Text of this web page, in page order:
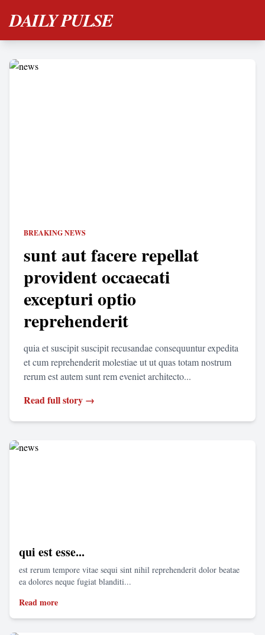
DAILY PULSE
BREAKING NEWS
sunt aut facere repellat
provident occaecati
excepturi optio
reprehenderit
quia et suscipit suscipit recusandae consequuntur expedita
et cum reprehenderit molestiae ut ut quas totam nostrum
rerum est autem sunt rem eveniet architecto...
Read full story →
qui est esse...
est rerum tempore vitae sequi sint nihil reprehenderit dolor beatae
ea dolores neque fugiat blanditi...
Read more